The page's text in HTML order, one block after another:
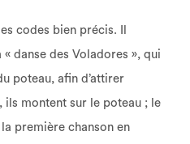
codes bien précis. Il
danse des Voladores », qui
poteau, afin d’attirer
ils montent sur le poteau ; le
première chanson en